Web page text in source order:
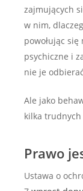
zajmujących
w nim,
powołując
psychiczne i
nie je
Ale jako
kilka
Prawo
Ustawa o